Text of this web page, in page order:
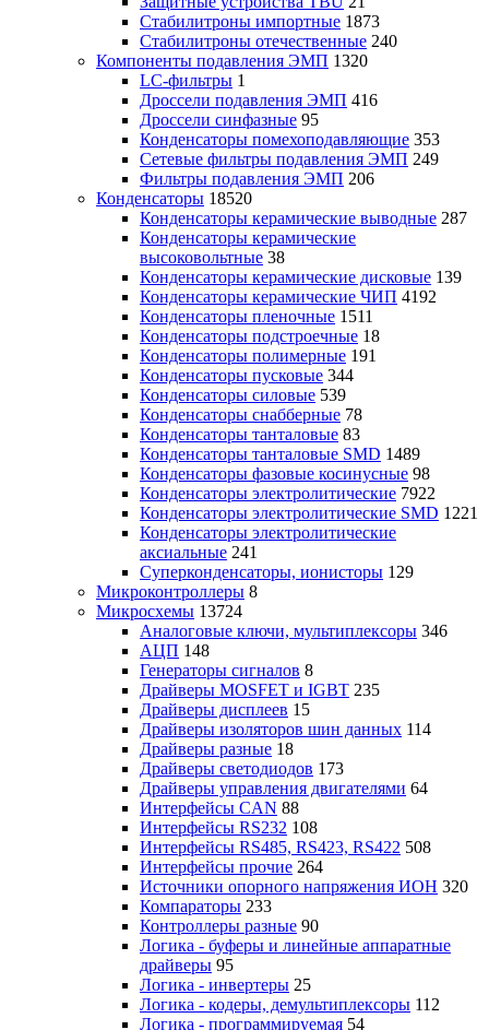
Стабилитроны импортные 1873
Стабилитроны отечественные 240
Компоненты подавления ЭМП 1320
LC-фильтры 1
Дроссели подавления ЭМП 416
Дроссели синфазные 95
Конденсаторы помехоподавляющие 353
Сетевые фильтры подавления ЭМП 249
Фильтры подавления ЭМП 206
Конденсаторы 18520
Конденсаторы керамические выводные 287
Конденсаторы керамические
высоковольтные 38
Конденсаторы керамические дисковые 139
Конденсаторы керамические ЧИП 4192
Конденсаторы пленочные 1511
Конденсаторы подстроечные 18
Конденсаторы полимерные 191
Конденсаторы пусковые 344
Конденсаторы силовые 539
Конденсаторы снабберные 78
Конденсаторы танталовые 83
Конденсаторы танталовые SMD 1489
Конденсаторы фазовые косинусные 98
Конденсаторы электролитические 7922
Конденсаторы электролитические SMD 1221
Конденсаторы электролитические
аксиальные 241
Суперконденсаторы, ионисторы 129
Микроконтроллеры 8
Микросхемы 13724
Аналоговые ключи, мультиплексоры 346
АЦП 148
Генераторы сигналов 8
Драйверы MOSFET и IGBT 235
Драйверы дисплеев 15
Драйверы изоляторов шин данных 114
Драйверы разные 18
Драйверы светодиодов 173
Драйверы управления двигателями 64
Интерфейсы CAN 88
Интерфейсы RS232 108
Интерфейсы RS485, RS423, RS422 508
Интерфейсы прочие 264
Источники опорного напряжения ИОН 320
Компараторы 233
Контроллеры разные 90
Логика - буферы и линейные аппаратные
драйверы 95
Логика - инвертеры 25
Логика - кодеры, демультиплексоры 112
Логика - программируемая 54